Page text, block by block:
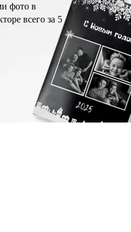
фото в
всего за 5